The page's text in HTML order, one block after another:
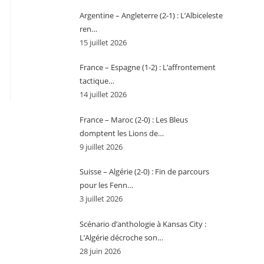
Argentine – Angleterre (2-1) : L’Albiceleste
ren…
15 juillet 2026
France – Espagne (1-2) : L’affrontement
tactique…
14 juillet 2026
France – Maroc (2-0) : Les Bleus
domptent les Lions de…
9 juillet 2026
Suisse – Algérie (2-0) : Fin de parcours
pour les Fenn…
3 juillet 2026
Scénario d’anthologie à Kansas City :
L’Algérie décroche son…
28 juin 2026